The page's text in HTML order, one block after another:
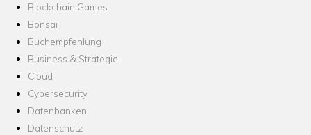
Blockchain Games
Bonsai
Buchempfehlung
Business & Strategie
Cloud
Cybersecurity
Datenbanken
Datenschutz